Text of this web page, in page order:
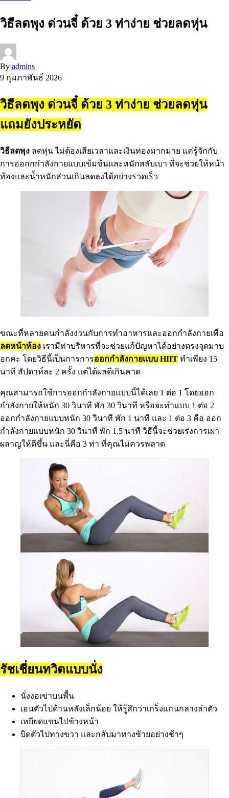
วิธีลดพุง ด่วนจี๋ ด้วย 3 ท่าง่าย ช่วยลดหุ่น
By admins
9 กุมภาพันธ์ 2026
วิธีลดพุง ด่วนจี๋ ด้วย 3 ท่าง่าย ช่วยลดหุ่น
แถมยังประหยัด
วิธีลดพุง ลดหุ่น ไม่ต้องเสียเวลาและเงินทองมากมาย แค่รู้จักกับ
การออกกกำลังกายแบบเข้มข้นและหนักสลับเบา ที่จะช่วยให้หน้า
ท้องและน้ำหนักส่วนเกินลดลงได้อย่างรวดเร็ว
ขณะที่หลายคนกำลังง่วนกับการทำอาหารและออกกำลังกายเพื่อ
ลดหน้าท้อง เรามีท่าบริหารที่จะช่วยแก้ปัญหาได้อย่างตรงจุดมาบ
อกค่ะ โดยวิธีนี้เป็นการการออกกำลังกายแบบ HIIT ทำเพียง 15
นาที สัปดาห์ละ 2 ครั้ง แต่ได้ผลดีเกินคาด
คุณสามารถใช้การออกกำลังกายแบบนี้ได้เลย 1 ต่อ 1 โดยออก
กำลังกายให้หนัก 30 วินาที พัก 30 วินาที หรือจะทำแบบ 1 ต่อ 2
ออกกำลังกายแบบหนัก 30 วินาที พัก 1 นาที และ 1 ต่อ 3 คือ ออก
กำลังกายแบบหนัก 30 วินาที พัก 1.5 นาที วิธีนี้จะช่วยเร่งการเผา
ผลาญให้ดีขึ้น และนี่คือ 3 ท่า ที่คุณไม่ควรพลาด
รัชเชี่ยนทวิตแบบนั่ง
นั่งงอเข่าบนพื้น
เอนตัวไปด้านหลังเล็กน้อย ให้รู้สึกว่าเกร็งแกนกลางลำตัว
เหยียดแขนไปข้างหน้า
บิดตัวไปทางขวา และกลับมาทางซ้ายอย่างช้าๆ